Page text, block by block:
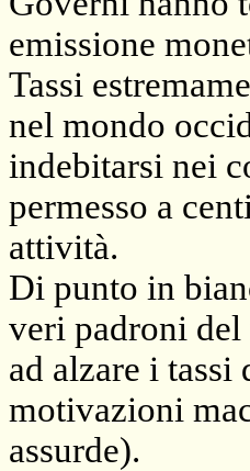
emissione
Tassi
nel mondo
indebitarsi nei
permesso a
attività.
Di punto in
veri padroni del
ad alzare i
motivazioni
assurde).